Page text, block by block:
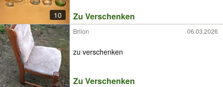
10 Zu Verschenken
Brilon 06.03.2026
zu verschenken
Zu Verschenken